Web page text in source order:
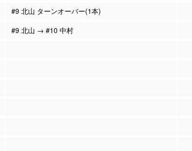
#9 北山 ターンオーバー(1本)
#9 北山 → #10 中村